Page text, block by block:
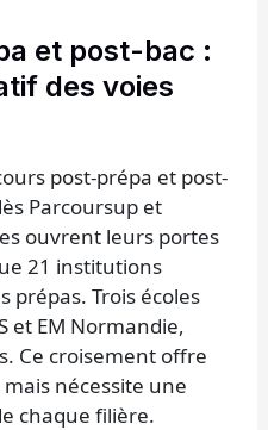
et post-bac :
des voies
post-prépa et post-
Parcoursup et
ouvrent leurs portes
21 institutions
prépas. Trois écoles
et EM Normandie,
Ce croisement offre
nécessite une
chaque filière.